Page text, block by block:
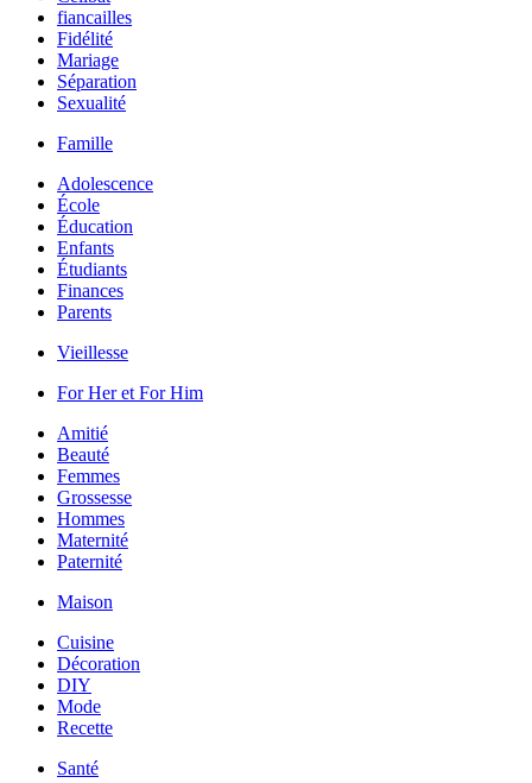
fiancailles
Fidélité
Mariage
Séparation
Sexualité
Famille
Adolescence
École
Éducation
Enfants
Étudiants
Finances
Parents
Vieillesse
For Her et For Him
Amitié
Beauté
Femmes
Grossesse
Hommes
Maternité
Paternité
Maison
Cuisine
Décoration
DIY
Mode
Recette
Santé